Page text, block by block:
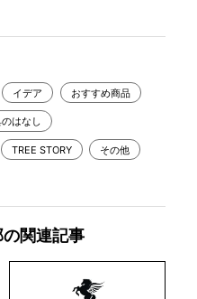
イデア おすすめ商品
はなし
TREE STORY その他
関連記事